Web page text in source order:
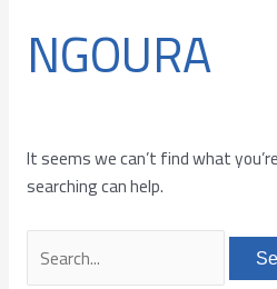
NGOURA
It seems we can’t find what
searching can help.